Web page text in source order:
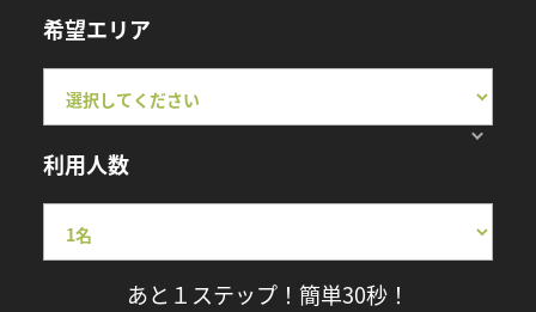
希望エリア
利用人数
あと１ステップ！簡単30秒！